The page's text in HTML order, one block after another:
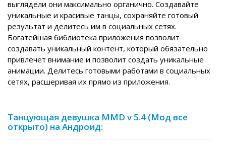
выглядели они максимально органично. Создавайте
уникальные и красивые танцы, сохраняйте готовый
результат и делитесь им в социальных сетях.
Богатейшая библиотека приложения позволит
создавать уникальный контент, который обязательно
привлечет внимание и позволит создать уникальные
анимации. Делитесь готовыми работами в социальных
сетях, расшеривая их прямо из приложения.
Танцующая девушка MMD v 5.4 (Мод все
открыто) на Андроид: